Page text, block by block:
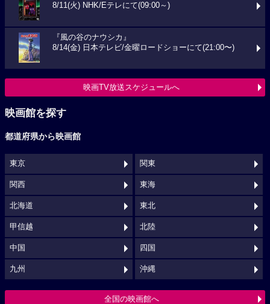
8/11(火) NHK/Eテレにて(09:00～)
『風の谷のナウシカ』
8/14(金) 日本テレビ/金曜ロードショーにて(21:00〜)
映画TV放送スケジュールへ
映画館を探す
都道府県から映画館
東京 関東
関西 東海
北海道 東北
甲信越 北陸
中国 四国
九州 沖縄
全国の映画館へ